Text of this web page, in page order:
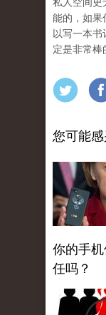
能的，如果
以写一本
定是非常棒
您可能
你的手
任吗？